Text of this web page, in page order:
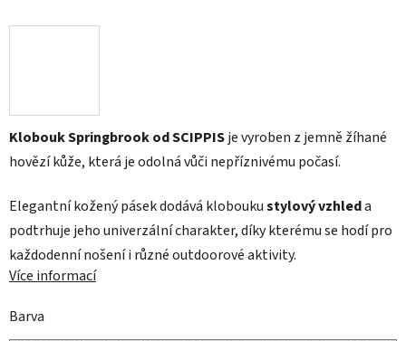
Klobouk Springbrook od SCIPPISje vyroben z jemně žíhané
hovězí kůže, která je odolná vůči nepříznivému počasí.
Elegantní kožený pásek dodává kloboukustylový vzhleda
podtrhuje jeho univerzální charakter, díky kterému se hodí pro
každodenní nošení i různé outdoorové aktivity.
Více informací
Barva